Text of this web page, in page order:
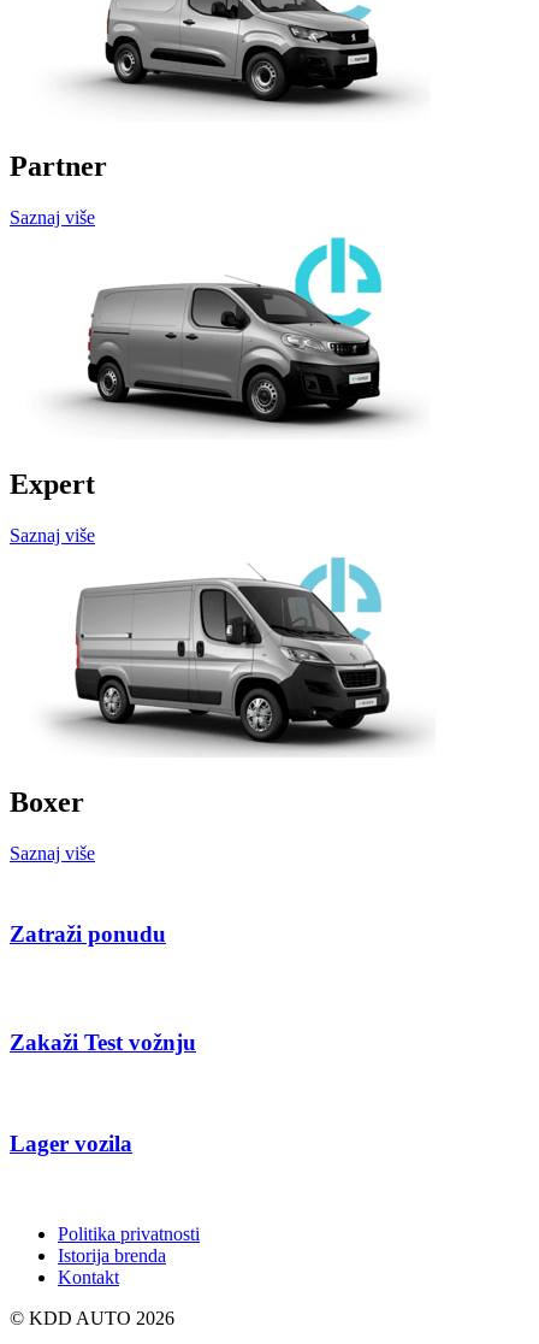
Partner
Saznaj više
Expert
Saznaj više
Boxer
Saznaj više
Politika privatnosti
Istorija brenda
Kontakt
© KDD AUTO 2026